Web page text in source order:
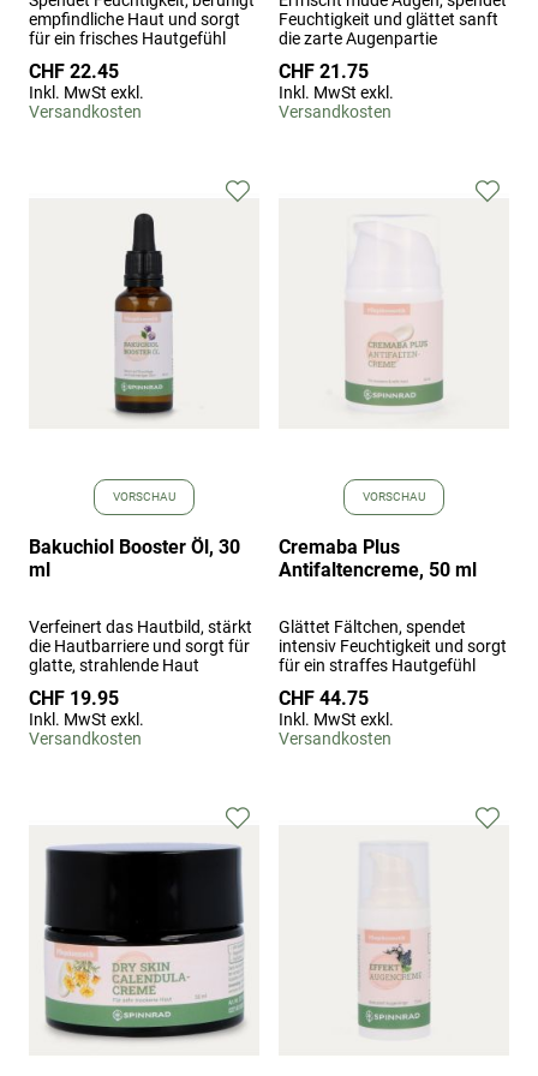
empfindliche Haut und sorgt
für ein frisches Hautgefühl
CHF 22.45
Inkl. MwSt exkl.
Versandkosten
Feuchtigkeit und glättet sanft
die zarte Augenpartie
CHF 21.75
Inkl. MwSt exkl.
Versandkosten
VORSCHAU
Bakuchiol Booster Öl, 30
ml
Verfeinert das Hautbild, stärkt
die Hautbarriere und sorgt für
glatte, strahlende Haut
CHF 19.95
Inkl. MwSt exkl.
Versandkosten
Zur
VORSCHAU
Cremaba Plus
Antifaltencreme, 50 ml
Glättet Fältchen, spendet
intensiv Feuchtigkeit und sorgt
für ein straffes Hautgefühl
CHF 44.75
Inkl. MwSt exkl.
Versandkosten
Zur
Zur Zur